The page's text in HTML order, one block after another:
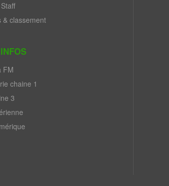
& classement
INFOS
FM
chaine 1
3